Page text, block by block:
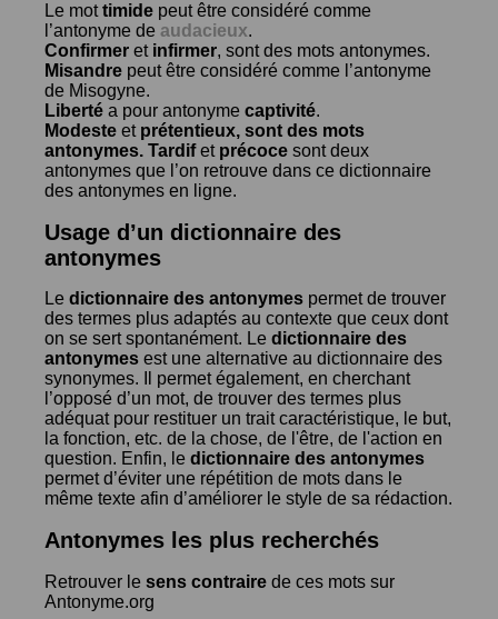
Le mottimide peut être considéré comme
l’antonyme de audacieux.
Confirmer et infirmer, sont des mots antonymes.
Misandre peut être considéré comme l’antonyme
de Misogyne.
Liberté a pour antonyme captivité.
Modeste et prétentieux, sont des mots
antonymes. Tardifet précoce sont deux
antonymes que l’on retrouve dans ce dictionnaire
des antonymes en ligne.
Usage d’un dictionnaire des
antonymes
Le dictionnaire des antonymes permet de trouver
des termes plus adaptés au contexte que ceux dont
on se sert spontanément. Le dictionnaire des
antonymes est une alternative au dictionnaire des
synonymes. Il permet également, en cherchant
l’opposé d’un mot, de trouver des termes plus
adéquat pour restituer un trait caractéristique, le but,
la fonction, etc. de la chose, de l'être, de l'action en
question. Enfin, le dictionnaire des antonymes
permet d’éviter une répétition de mots dans le
même texte afin d’améliorer le style de sa rédaction.
Antonymes les plus recherchés
Retrouver le sens contraire de ces mots sur
Antonyme.org